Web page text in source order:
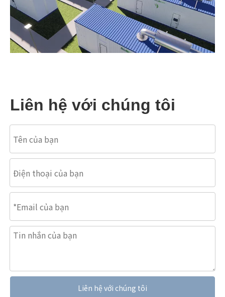
Liên hệ với chúng tôi
Liên hệ với chúng tôi